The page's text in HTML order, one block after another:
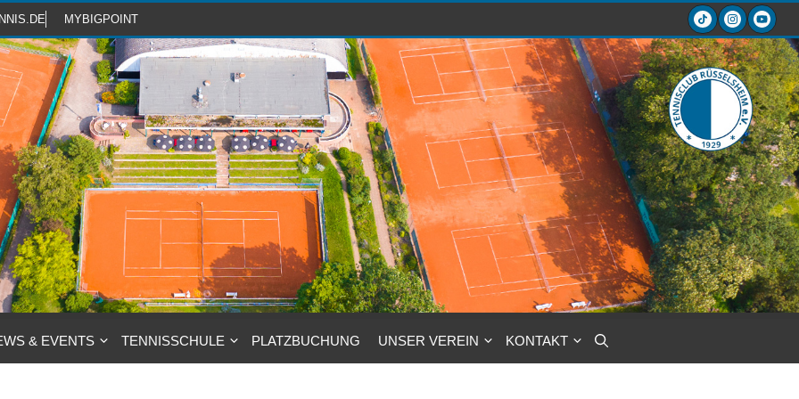
MYBIGPOINT
& EVENTS TENNISSCHULE PLATZBUCHUNG UNSER VEREIN KONTAKT